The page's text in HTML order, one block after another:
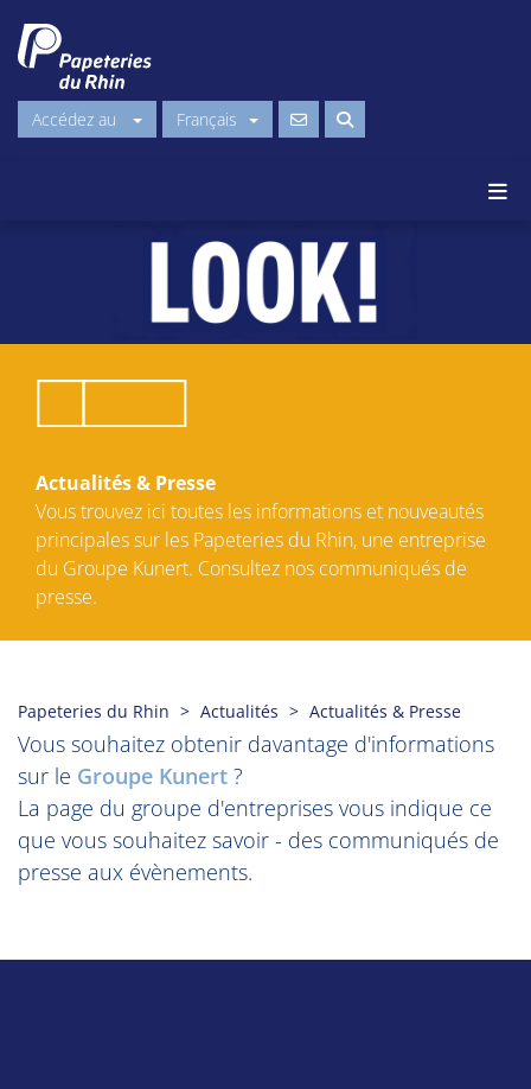
Accédez au Français
Actualités & Presse
Vous trouvez ici toutes les informations et nouveautés
principales sur les Papeteries du Rhin, une entreprise
du Groupe Kunert. Consultez nos communiqués de
presse.
Papeteries du Rhin Actualités Actualités & Presse
Vous souhaitez obtenir davantage d'informations
sur le Groupe Kunert ?
La page du groupe d'entreprises vous indique ce
que vous souhaitez savoir - des communiqués de
presse aux évènements.